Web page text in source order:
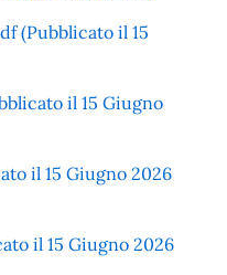
(Pubblicato il 15
il 15 Giugno
il 15 Giugno 2026
il 15 Giugno 2026